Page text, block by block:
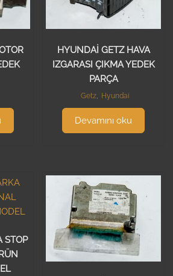
HYUNDAİ GETZ HAVA
IZGARASI ÇIKMA YEDEK
PARÇA
Getz, Hyundai
Devamını oku
STOP